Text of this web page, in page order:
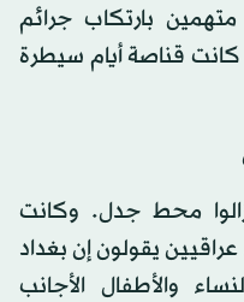
متهمين بارتكاب جرائم
كانت قناصة أيام سيطرة
محط جدل. وكانت
يقولون إن بغداد
والأطفال الأجانب